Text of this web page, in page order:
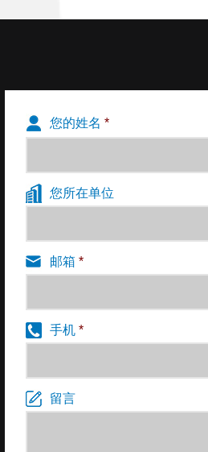
您的姓名 *
您所在单位
邮箱 *
手机 *
留言